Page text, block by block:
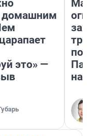
домашним
это» —
Мало,
нас